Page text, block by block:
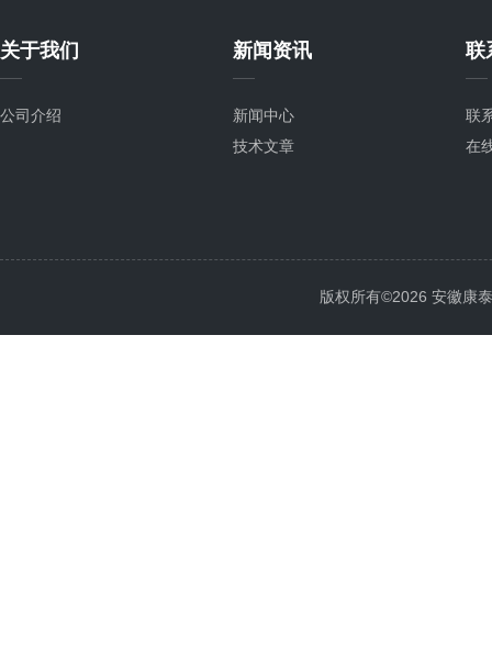
关于我们
公司介绍
新闻资讯
新闻中心
技术文章
联
联
在
版权所有©2026 安徽康